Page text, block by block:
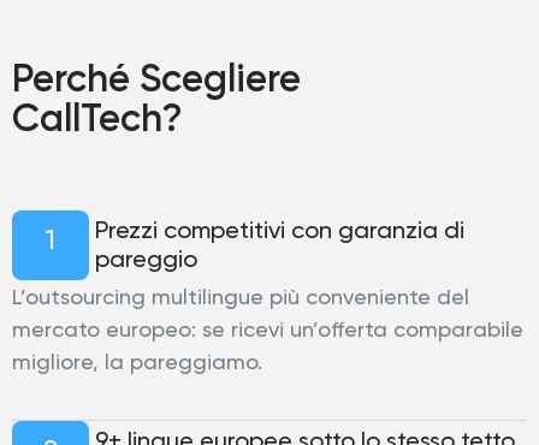
Perché Scegliere
CallTech?
1
Prezzi competitivi con garanzia di
pareggio
L’outsourcing multilingue più conveniente del
mercato europeo: se ricevi un’offerta comparabile
migliore, la pareggiamo.